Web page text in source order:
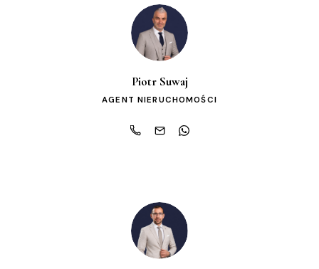
Piotr Suwaj
AGENT NIERUCHOMOŚCI